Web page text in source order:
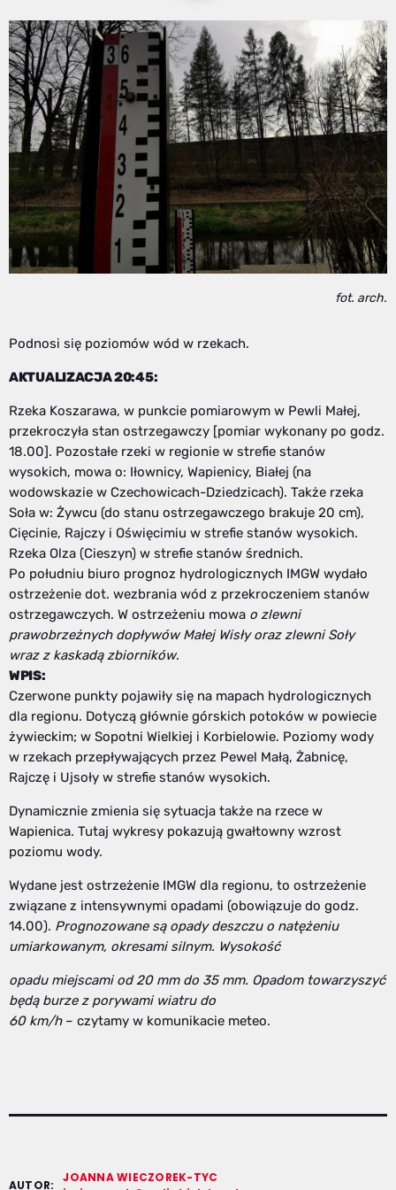
fot. arch.
Podnosi się poziomów wód w rzekach.
AKTUALIZACJA 20:45:
Rzeka Koszarawa, w punkcie pomiarowym w Pewli Małej,
przekroczyła stan ostrzegawczy [pomiar wykonany po godz.
18.00]. Pozostałe rzeki w regionie w strefie stanów
wysokich, mowa o: Iłownicy, Wapienicy, Białej (na
wodowskazie w Czechowicach-Dziedzicach). Także rzeka
Soła w: Żywcu (do stanu ostrzegawczego brakuje 20 cm),
Cięcinie, Rajczy i Oświęcimiu w strefie stanów wysokich.
Rzeka Olza (Cieszyn) w strefie stanów średnich.
Po południu biuro prognoz hydrologicznych IMGW wydało
ostrzeżenie dot. wezbrania wód z przekroczeniem stanów
ostrzegawczych. W ostrzeżeniu mowa o zlewni
prawobrzeżnych dopływów Małej Wisły oraz zlewni Soły
wraz z kaskadą zbiorników.
WPIS:
Czerwone punkty pojawiły się na mapach hydrologicznych
dla regionu. Dotyczą głównie górskich potoków w powiecie
żywieckim; w Sopotni Wielkiej i Korbielowie. Poziomy wody
w rzekach przepływających przez Pewel Małą, Żabnicę,
Rajczę i Ujsoły w strefie stanów wysokich.
Dynamicznie zmienia się sytuacja także na rzece w
Wapienica. Tutaj wykresy pokazują gwałtowny wzrost
poziomu wody.
Wydane jest ostrzeżenie IMGW dla regionu, to ostrzeżenie
związane z intensywnymi opadami (obowiązuje do godz.
14.00). Prognozowane są opady deszczu o natężeniu
umiarkowanym, okresami silnym. Wysokość
opadu miejscami od 20 mm do 35 mm. Opadom towarzyszyć
będą burze z porywami wiatru do
60 km/h– czytamy w komunikacie meteo.
AUTOR:
JOANNA WIECZOREK-TYC